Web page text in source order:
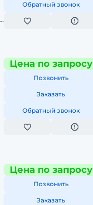
Обратный звонок
Цена по запросу
Позвонить
Заказать
Обратный звонок
Цена по запросу
Позвонить
Заказать